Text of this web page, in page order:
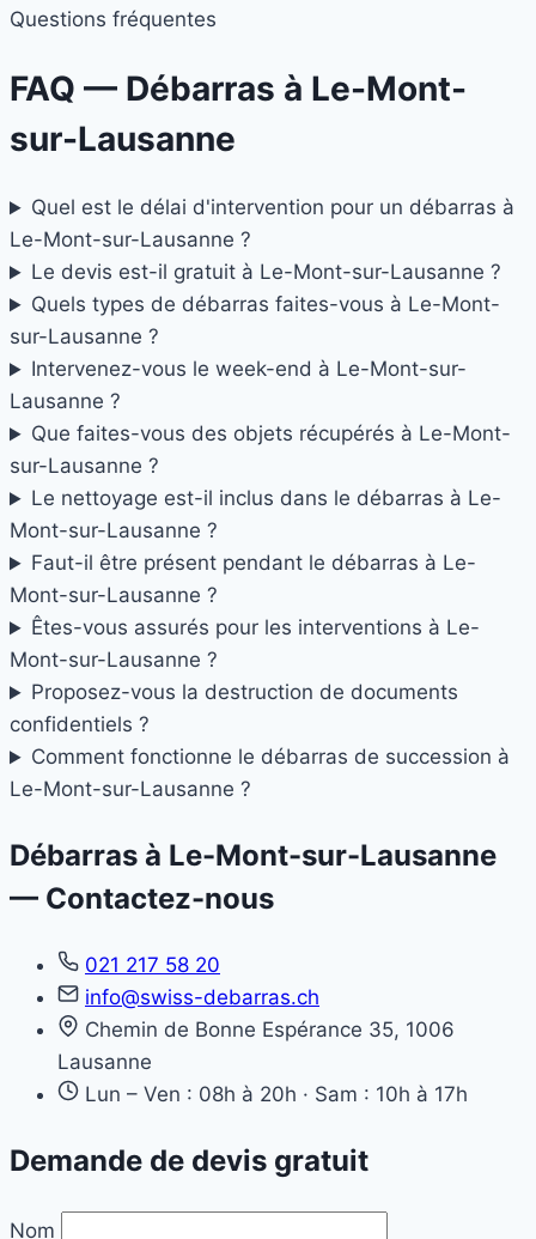
Questions fréquentes
FAQ — Débarras à Le-Mont-
sur-Lausanne
Quel est le délai d'intervention pour un débarras à
Le-Mont-sur-Lausanne ?
Le devis est-il gratuit à Le-Mont-sur-Lausanne ?
Quels types de débarras faites-vous à Le-Mont-
sur-Lausanne ?
Intervenez-vous le week-end à Le-Mont-sur-
Lausanne ?
Que faites-vous des objets récupérés à Le-Mont-
sur-Lausanne ?
Le nettoyage est-il inclus dans le débarras à Le-
Mont-sur-Lausanne ?
Faut-il être présent pendant le débarras à Le-
Mont-sur-Lausanne ?
Êtes-vous assurés pour les interventions à Le-
Mont-sur-Lausanne ?
Proposez-vous la destruction de documents
confidentiels ?
Comment fonctionne le débarras de succession à
Le-Mont-sur-Lausanne ?
Débarras à Le-Mont-sur-Lausanne
— Contactez-nous
021 217 58 20
info@swiss-debarras.ch
Chemin de Bonne Espérance 35, 1006
Lausanne
Lun – Ven : 08h à 20h · Sam : 10h à 17h
Demande de devis gratuit
Nom